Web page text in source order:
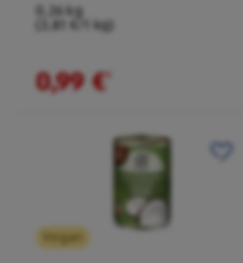
0,26 kg
(3,81 €/1 kg)
0,99 €¹
Vegan